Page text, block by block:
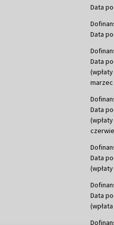
Data
Data
Data
marzec
Data
Data
Data